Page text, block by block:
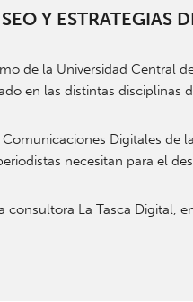
Y ESTRATEGIAS
de la Universidad Central
en las distintas
Digitales de
necesitan para el
La Tasca Digital,